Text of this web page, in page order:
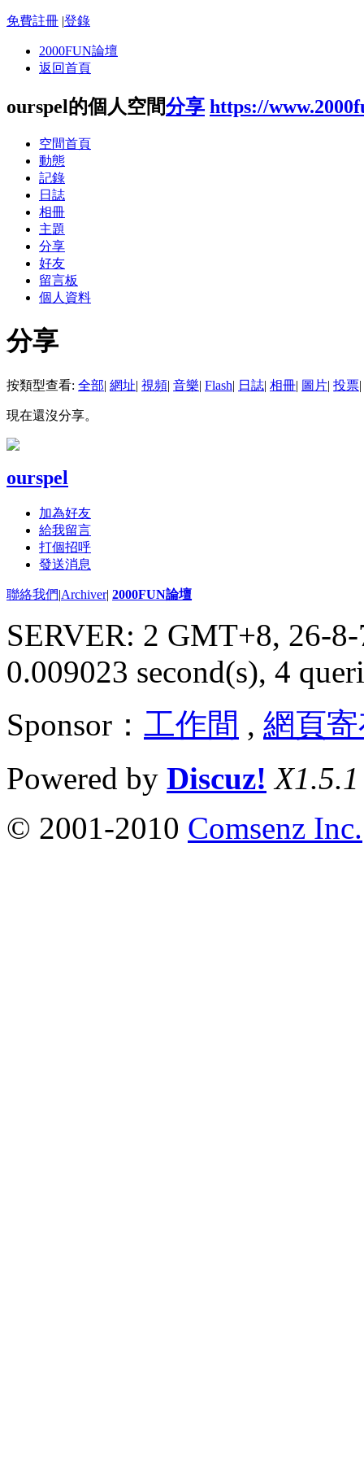
免費註冊 |登錄
2000FUN論壇
返回首頁
ourspel的個人空間分享 https://
空間首頁
動態
記錄
日誌
相冊
主題
分享
好友
留言板
個人資料
分享
按類型查看: 全部| 網址| 視頻| 音樂| Flash| 日誌| 相冊| 圖片| 投票|
現在還沒分享。
ourspel
加為好友
給我留言
打個招呼
發送消息
聯絡我們|Archiver| 2000FUN論壇
SERVER: 2 GMT+8, 26-
0.009023 second(s), 4
Sponsor： 工作間 , 網頁
Powered by Discuz! X1.5.1
© 2001-2010 Comsenz Inc.